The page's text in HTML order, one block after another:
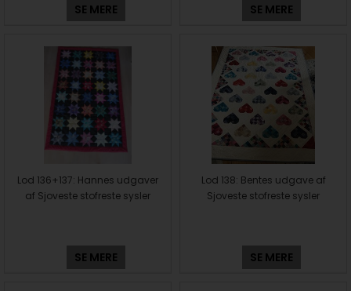
SE MERE SE MERE
Lod 136+137: Hannes udgaver
af Sjoveste stofreste sysler
SE MERE
Lod 138: Bentes udgave af
Sjoveste stofreste sysler
SE MERE